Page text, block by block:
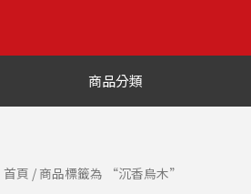
商品分類
首頁 / 商品標籤為 “沉香烏木”